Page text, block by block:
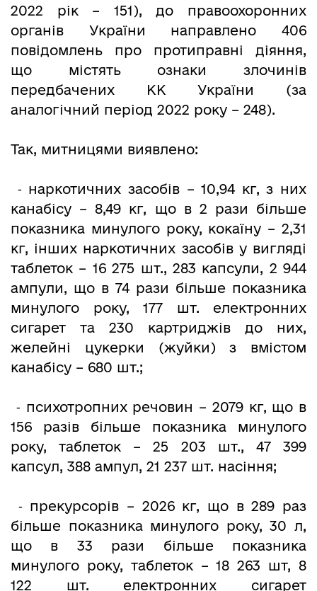
2022 рік – 151), до правоохоронних
органів України направлено 406
повідомлень про протиправні діяння,
що містять ознаки злочинів
передбачених КК України (за
аналогічний період 2022 року – 248).
Так, митницями виявлено:
⁃ наркотичних засобів – 10,94 кг, з них
канабісу – 8,49 кг, що в 2 рази більше
показника минулого року, кокаїну – 2,31
кг, інших наркотичних засобів у вигляді
таблеток – 16 275 шт., 283 капсули, 2 944
ампули, що в 74 рази більше показника
минулого року, 177 шт. електронних
сигарет та 230 картриджів до них,
желейні цукерки (жуйки) з вмістом
канабісу – 680 шт.;
⁃ психотропних речовин – 2079 кг, що в
156 разів більше показника минулого
року, таблеток – 25 203 шт., 47 399
капсул, 388 ампул, 21 237 шт. насіння;
⁃ прекурсорів – 2026 кг, що в 289 раз
більше показника минулого року, 30 л,
що в 33 рази більше показника
минулого року, таблеток – 18 263 шт, 8
122 шт. електронних сигарет